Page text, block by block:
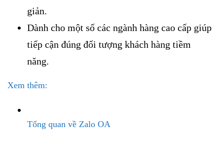
giản.
Dành cho một số các ngành hàng cao cấp giúp
tiếp cận đúng đối tượng khách hàng tiềm
năng.
Xem thêm:
Tổng quan về Zalo OA